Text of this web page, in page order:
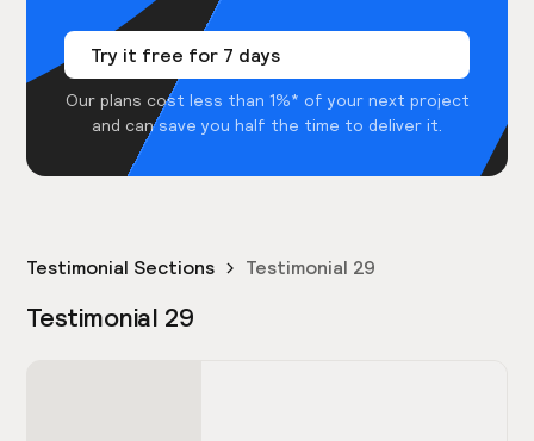
Try it free for 7 days
Our plans cost less than 1%* of your next project
and can save you half the time to deliver it.
Testimonial Sections Testimonial 29
Testimonial 29